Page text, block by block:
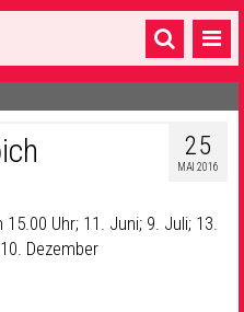
25
MAI 2016
Uhr; 11. Juni; 9. Juli; 13.
Dezember